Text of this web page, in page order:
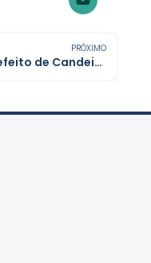
PRÓXIMO
Prefeito de Candeias tem 30 dias para explicar uso de R$ 170 mil em equipamentos de saúde